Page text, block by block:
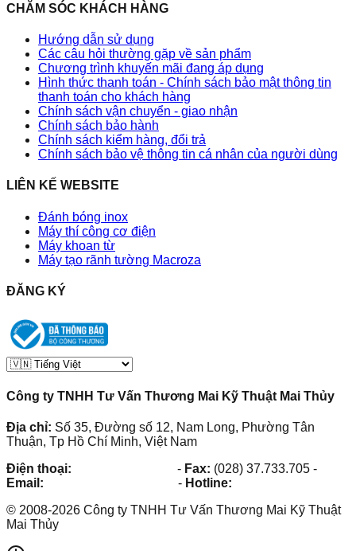
CHĂM SÓC KHÁCH HÀNG
Hướng dẫn sử dụng
Các câu hỏi thường gặp về sản phẩm
Chương trình khuyến mãi đang áp dụng
Hình thức thanh toán - Chính sách bảo mật thông tin
thanh toán cho khách hàng
Chính sách vận chuyển - giao nhận
Chính sách bảo hành
Chính sách kiểm hàng, đổi trả
Chính sách bảo vệ thông tin cá nhân của người dùng
LIÊN KẾ WEBSITE
Đánh bóng inox
Máy thí công cơ điện
Máy khoan từ
Máy tạo rãnh tường Macroza
ĐĂNG KÝ
Công ty TNHH Tư Vấn Thương Mai Kỹ Thuật Mai Thủy
Địa chỉ: Số 35, Đường số 12, Nam Long, Phường Tân
Thuận, Tp Hồ Chí Minh, Việt Nam
Điện thoại:
- Fax: (028) 37.733.705 -
Email:
- Hotline:
© 2008-2026 Công ty TNHH Tư Vấn Thương Mai Kỹ Thuật
Mai Thủy